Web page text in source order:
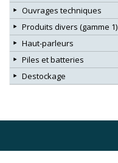
Ouvrages techniques
Produits divers (gamme 1)
Haut-parleurs
Piles et batteries
Destockage